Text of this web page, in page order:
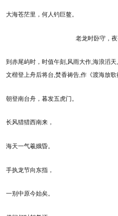
大海苍茫里，何人钓巨鳌。
老龙时卧守，夜
到赤尾屿时，时值午刻,风雨大作,海浪滔
文楷登上舟后将台,焚香祷告,作《渡海放歌
朝登南台舟，暮发五虎门。
长风猎猎西南来，
海天一气羲娥昏。
手执龙节向东指，
一别中原今始矣。